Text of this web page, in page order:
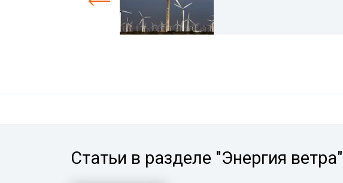
Статьи в разделе "Энергия ветра"